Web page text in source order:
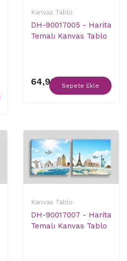
Kanvas Tablo
DH-90017005 - Harita
Temalı Kanvas Tablo
64,90 ₺Sepete Ekle
Kanvas Tablo
DH-90017007 - Harita
Temalı Kanvas Tablo